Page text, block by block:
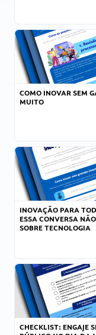
COMO INOVAR SEM
MUITO
INOVAÇÃO PARA
ESSA CONVERSA
SOBRE TECNOLOGIA
CHECKLIST: ENGAJE